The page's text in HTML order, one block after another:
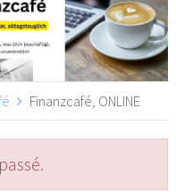
Finanzcafé, ONLINE